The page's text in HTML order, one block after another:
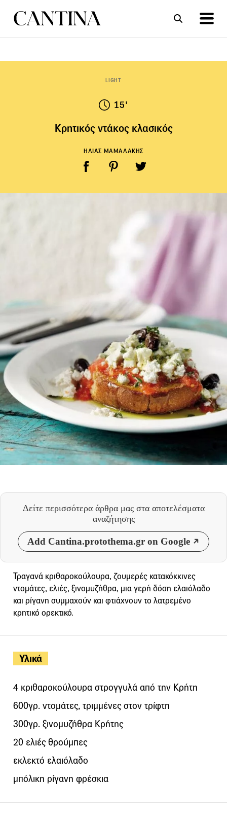
LIGHT
15'
Κρητικός ντάκος κλασικός
ΗΛΙΑΣ ΜΑΜΑΛΑΚΗΣ
Δείτε περισσότερα άρθρα μας στα αποτελέσματα
αναζήτησης
Add Cantina.protothema.gr on Google
Υλικά
4 κριθαροκούλουρα στρογγυλά από την Κρήτη
600γρ. ντομάτες, τριμμένες στον τρίφτη
300γρ. ξινομυζήθρα Κρήτης
20 ελιές θρούμπες
εκλεκτό ελαιόλαδο
μπόλικη ρίγανη φρέσκια
Τραγανά κριθαροκούλουρα, ζουμερές κατακόκκινες
ντομάτες, ελιές, ξινομυζήθρα, μια γερή δόση ελαιόλαδο
και ρίγανη συμμαχούν και φτιάχνουν το λατρεμένο
κρητικό ορεκτικό.